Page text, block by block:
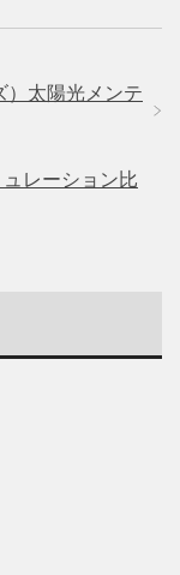
）太陽光メンテ
レーション比